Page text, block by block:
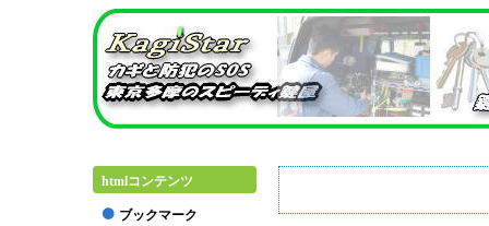
htmlコンテンツ
ブックマーク